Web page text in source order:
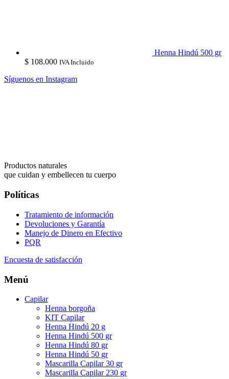
Henna Hindú 500 gr
$ 108.000 IVA Incluido
Síguenos en Instagram
Productos naturales
que cuidan y embellecen tu cuerpo
Políticas
Tratamiento de información
Devoluciones y Garantía
Manejo de Dinero en Efectivo
PQR
Encuesta de satisfacción
Menú
Capilar
Henna borgoña
KIT Capilar
Henna Hindú 20 g
Henna Hindú 500 gr
Henna Hindú 80 gr
Henna Hindú 50 gr
Mascarilla Capilar 30 gr
Mascarilla Capilar 230 gr